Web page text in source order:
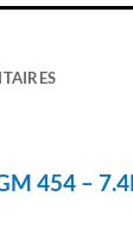
454 –